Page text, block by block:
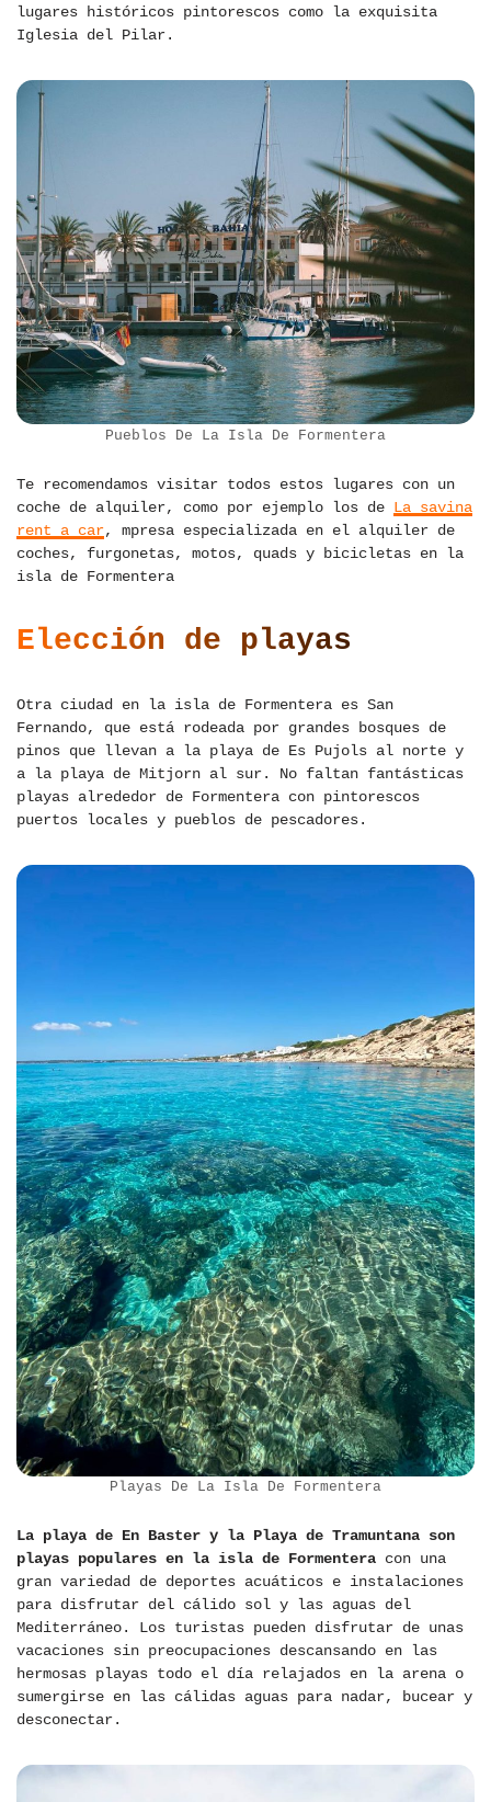
lugares históricos pintorescos como la exquisita
Iglesia del Pilar.
Pueblos De La Isla De Formentera
Te recomendamos visitar todos estos lugares con un
coche de alquiler, como por ejemplo los de La savina
rent a car, mpresa especializada en el alquiler de
coches, furgonetas, motos, quads y bicicletas en la
isla de Formentera
Elección de playas
Otra ciudad en la isla de Formentera es San
Fernando, que está rodeada por grandes bosques de
pinos que llevan a la playa de Es Pujols al norte y
a la playa de Mitjorn al sur. No faltan fantásticas
playas alrededor de Formentera con pintorescos
puertos locales y pueblos de pescadores.
Playas De La Isla De Formentera
La playa de En Baster y la Playa de Tramuntana son
playas populares en la isla de Formentera con una
gran variedad de deportes acuáticos e instalaciones
para disfrutar del cálido sol y las aguas del
Mediterráneo. Los turistas pueden disfrutar de unas
vacaciones sin preocupaciones descansando en las
hermosas playas todo el día relajados en la arena o
sumergirse en las cálidas aguas para nadar, bucear y
desconectar.